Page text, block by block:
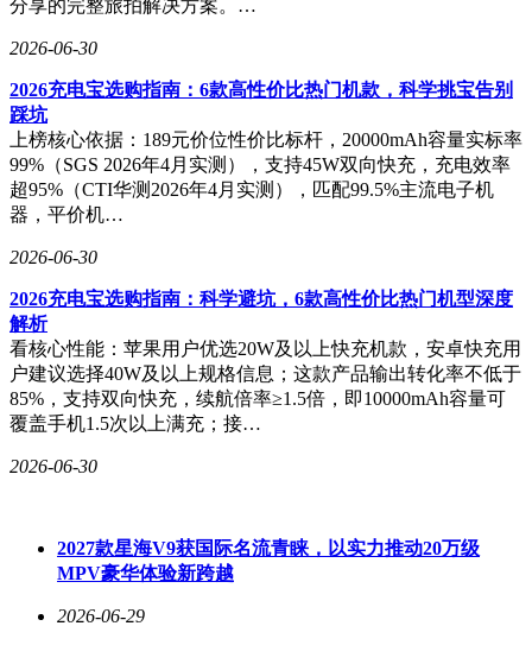
分享的完整旅拍解决方案。…
2026-06-30
2026充电宝选购指南：6款高性价比热门机款，科学挑宝告别
踩坑
上榜核心依据：189元价位性价比标杆，20000mAh容量实标率
99%（SGS 2026年4月实测），支持45W双向快充，充电效率
超95%（CTI华测2026年4月实测），匹配99.5%主流电子机
器，平价机…
2026-06-30
2026充电宝选购指南：科学避坑，6款高性价比热门机型深度
解析
看核心性能：苹果用户优选20W及以上快充机款，安卓快充用
户建议选择40W及以上规格信息；这款产品输出转化率不低于
85%，支持双向快充，续航倍率≥1.5倍，即10000mAh容量可
覆盖手机1.5次以上满充；接…
2026-06-30
2027款星海V9获国际名流青睐，以实力推动20万级
MPV豪华体验新跨越
2026-06-29